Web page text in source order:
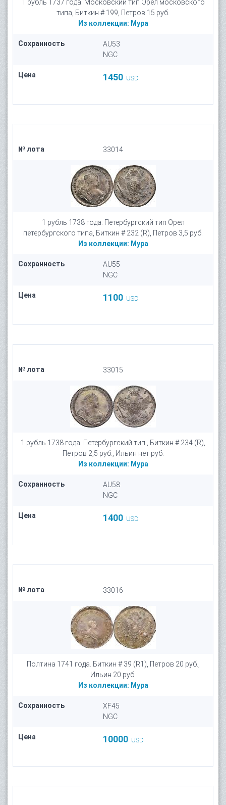
1 рубль 1737 года. Московский тип Орел московского
типа, Биткин # 199, Петров 15 руб.
Из коллекции: Мура
Сохранность
AU53
NGC
Цена 1450 USD
№ лота 33014
1 рубль 1738 года. Петербургский тип Орел
петербургского типа, Биткин # 232 (R), Петров 3,5 руб.
Из коллекции: Мура
Сохранность
AU55
NGC
Цена 1100 USD
№ лота 33015
1 рубль 1738 года. Петербургский тип , Биткин # 234 (R),
Петров 2,5 руб., Ильин нет руб.
Из коллекции: Мура
Сохранность
AU58
NGC
Цена 1400 USD
№ лота 33016
Полтина 1741 года. Биткин # 39 (R1), Петров 20 руб.,
Ильин 20 руб.
Из коллекции: Мура
Сохранность
XF45
NGC
Цена 10000 USD